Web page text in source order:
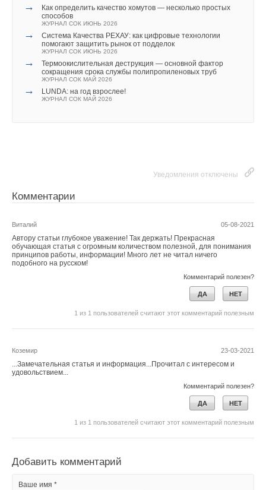
→
Как определить качество хомутов — несколько простых
способов
ЖУРНАЛ СОК ИЮНЬ 2026
→
Система Качества РЕХАУ: как цифровые технологии
помогают защитить рынок от подделок
ЖУРНАЛ СОК ИЮНЬ 2026
→
Термоокислительная деструкция — основной фактор
сокращения срока службы полипропиленовых труб
ЖУРНАЛ СОК МАЙ 2026
→ LUNDA: на год взрослее!
ЖУРНАЛ СОК МАЙ 2026
Уведомления отключены
Комментарии
05-08-2021
Виталий
Автору статьи глубокое уважение! Так держать! Прекрасная
обучающая статья с огромным количеством полезной, для понимания
принципов работы, информации! Много лет не читал ничего
подобного на русском!
Комментарий полезен?
ДА НЕТ
1 из 1 пользователей считают этот комментарий полезным
23-03-2021
Коземир
...Замечательная статья и информация...Прочитал с интересом и
удовольствием...
Комментарий полезен?
ДА НЕТ
1 из 1 пользователей считают этот комментарий полезным
Добавить комментарий
Ваше имя *